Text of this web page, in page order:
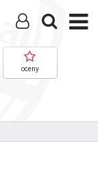
oceny